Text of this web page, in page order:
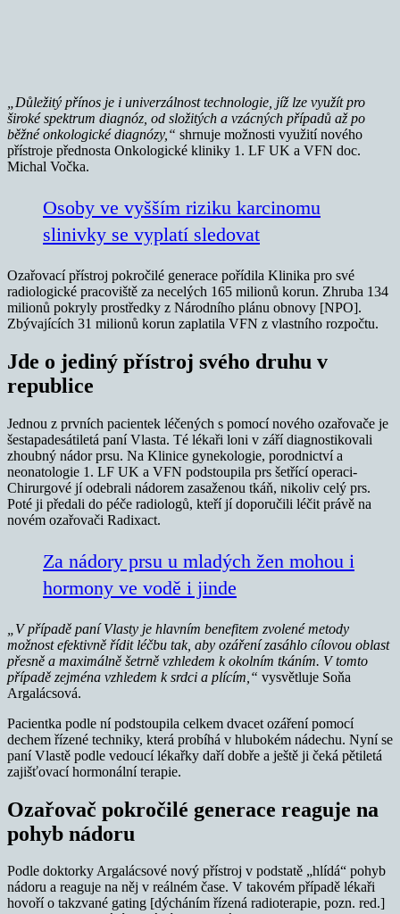
„Důležitý přínos je i univerzálnost technologie, jíž lze využít pro
široké spektrum diagnóz, od složitých a vzácných případů až po
běžné onkologické diagnózy,“ shrnuje možnosti využití nového
přístroje přednosta Onkologické kliniky 1. LF UK a VFN doc.
Michal Vočka.
Osoby ve vyšším riziku karcinomu
slinivky se vyplatí sledovat
Ozařovací přístroj pokročilé generace pořídila Klinika pro své
radiologické pracoviště za necelých 165 milionů korun. Zhruba 134
milionů pokryly prostředky z Národního plánu obnovy [NPO].
Zbývajících 31 milionů korun zaplatila VFN z vlastního rozpočtu.
Jde o jediný přístroj svého druhu v
republice
Jednou z prvních pacientek léčených s pomocí nového ozařovače je
šestapadesátiletá paní Vlasta. Té lékaři loni v září diagnostikovali
zhoubný nádor prsu. Na Klinice gynekologie, porodnictví a
neonatologie 1. LF UK a VFN podstoupila prs šetřící operaci-
Chirurgové jí odebrali nádorem zasaženou tkáň, nikoliv celý prs.
Poté ji předali do péče radiologů, kteří jí doporučili léčit právě na
novém ozařovači Radixact.
Za nádory prsu u mladých žen mohou i
hormony ve vodě i jinde
„V případě paní Vlasty je hlavním benefitem zvolené metody
možnost efektivně řídit léčbu tak, aby ozáření zasáhlo cílovou oblast
přesně a maximálně šetrně vzhledem k okolním tkáním. V tomto
případě zejména vzhledem k srdci a plícím,“ vysvětluje Soňa
Argalácsová.
Pacientka podle ní podstoupila celkem dvacet ozáření pomocí
dechem řízené techniky, která probíhá v hlubokém nádechu. Nyní se
paní Vlastě podle vedoucí lékařky daří dobře a ještě ji čeká pětiletá
zajišťovací hormonální terapie.
Ozařovač pokročilé generace reaguje na
pohyb nádoru
Podle doktorky Argalácsové nový přístroj v podstatě „hlídá“ pohyb
nádoru a reaguje na něj v reálném čase. V takovém případě lékaři
hovoří o takzvané gating [dýcháním řízená radioterapie, pozn. red.]